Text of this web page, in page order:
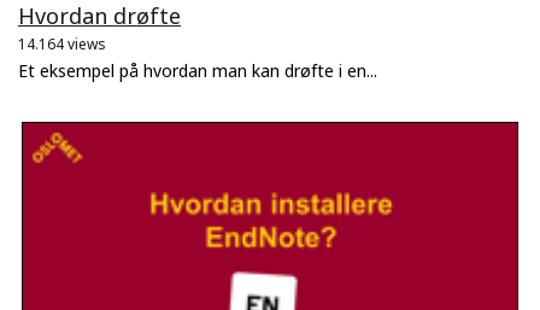
Hvordan drøfte
14.164 views
Et eksempel på hvordan man kan drøfte i en...